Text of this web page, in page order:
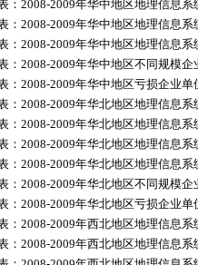
：2008-2009年华中地区地理信息
：2008-2009年华中地区地理信息
：2008-2009年华中地区地理信息
：2008-2009年华中地区不同规模企
：2008-2009年华中地区亏损企业
：2008-2009年华北地区地理信息
：2008-2009年华北地区地理信息
：2008-2009年华北地区地理信息
：2008-2009年华北地区地理信息
：2008-2009年华北地区不同规模企
：2008-2009年华北地区亏损企业
：2008-2009年西北地区地理信息
：2008-2009年西北地区地理信息